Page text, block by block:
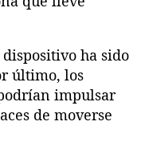
ha sido
último, los
impulsar
de moverse